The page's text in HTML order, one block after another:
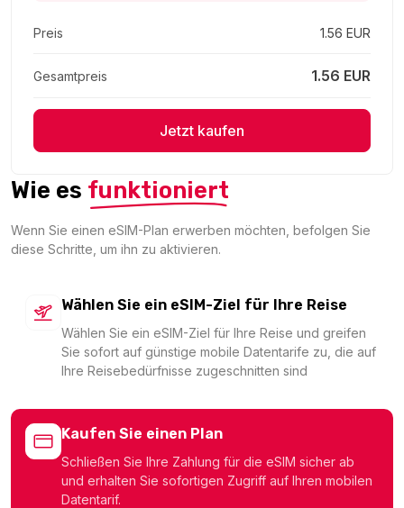
6.60 EUR
China (mainland HK Macao) 3GB 30Days
Für 30 Tage
6.78 EUR
Für 30 Tage
9.91 EUR
China (mainland HK Macao) 10GB 30Days
17.21 EUR
Preis 1.56 EUR
Gesamtpreis 1.56 EUR
Jetzt kaufen
Wie es funktioniert
Wenn Sie einen eSIM-Plan erwerben möchten, befolgen Sie
diese Schritte, um ihn zu aktivieren.
Wählen Sie ein eSIM-Ziel für Ihre Reise
Wählen Sie ein eSIM-Ziel für Ihre Reise und greifen
Sie sofort auf günstige mobile Datentarife zu, die auf
Ihre Reisebedürfnisse zugeschnitten sind
Kaufen Sie einen Plan
Schließen Sie Ihre Zahlung für die eSIM sicher ab
und erhalten Sie sofortigen Zugriff auf Ihren mobilen
Datentarif.